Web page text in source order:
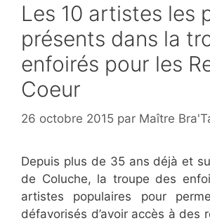
Les 10 artistes les
présents dans la
enfoirés pour les
Coeur
26 octobre 2015 par Maître
Depuis plus de 35 ans déjà et
de Coluche, la troupe des
artistes populaires pour
défavorisés d’avoir accès à des